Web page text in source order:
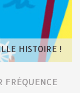
HISTOIRE !
FRÉQUENCE